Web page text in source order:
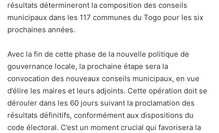
résultats détermineront la composition des conseils
municipaux dans les 117 communes du Togo pour les six
prochaines années.
Avec la fin de cette phase de la nouvelle politique de
gouvernance locale, la prochaine étape sera la
convocation des nouveaux conseils municipaux, en vue
d’élire les maires et leurs adjoints. Cette opération doit se
dérouler dans les 60 jours suivant la proclamation des
résultats définitifs, conformément aux dispositions du
code électoral. C’est un moment crucial qui favorisera la